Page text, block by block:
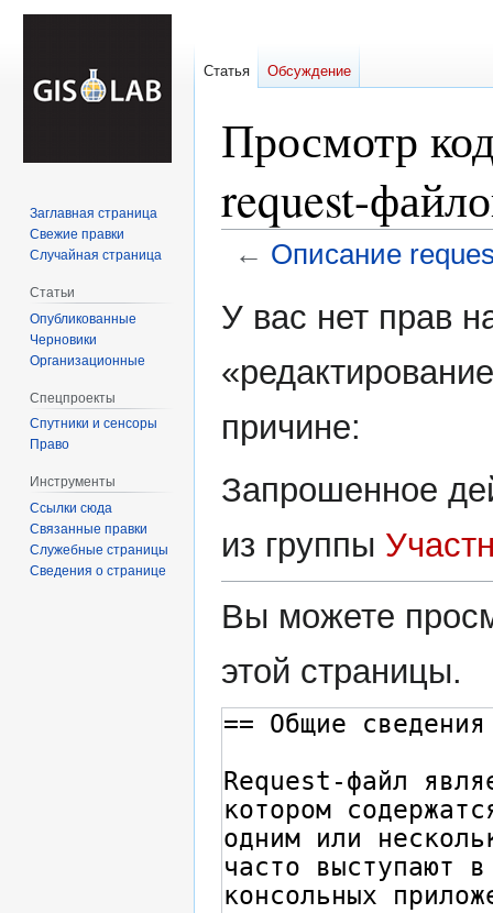
Просмотр
request-
← Описание
ккУ вас нет прав
причине:
Запрошенное
из группы
Вы можете
этой страницы.
Статья Обсуждение
Заглавная страница
Свежие правки
Случайная страница
Статьи
Опубликованные
Черновики
Организационные
Спецпроекты
Спутники и сенсоры
Право
Инструменты
Ссылки сюда
Связанные правки
Служебные страницы
Сведения о странице